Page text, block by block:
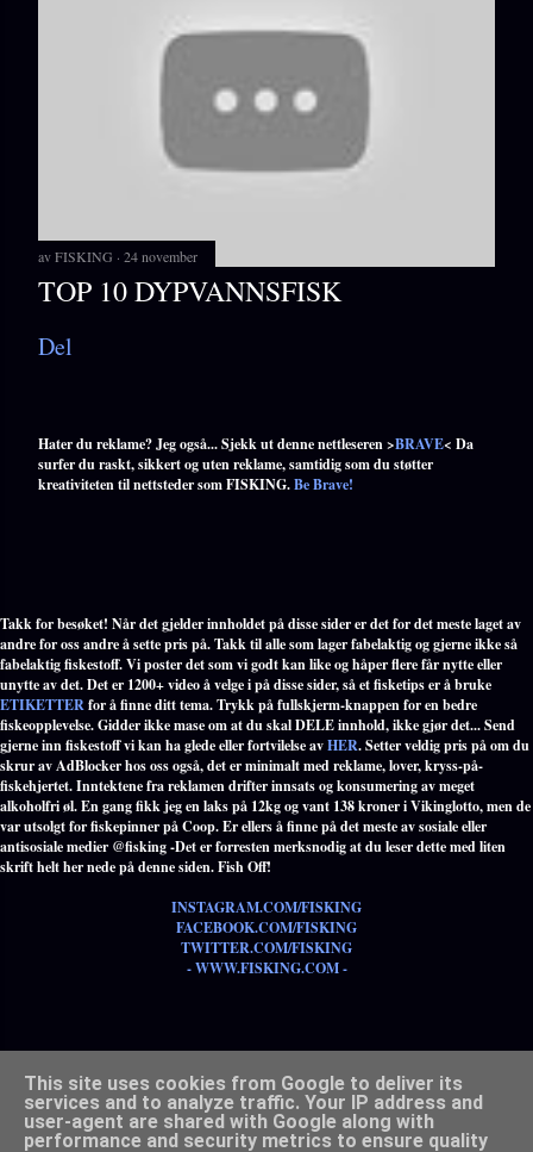
avFISKING 24 november
TOP 10 DYPVANNSFISK
Del
Hater du reklame? Jeg også... Sjekk ut denne nettleseren >BRAVE< Da
surfer du raskt, sikkert og uten reklame, samtidig som du støtter
kreativiteten til nettsteder som FISKING.Be Brave!
Takk for besøket! Når det gjelder innholdet på disse sider er det for det meste laget av
andre for oss andre å sette pris på. Takk til alle som lager fabelaktig og gjerne ikke så
fabelaktig fiskestoff. Vi poster det som vi godt kan like og håper flere får nytte eller
unytte av det. Det er 1200+ video å velge i på disse sider, så et fisketips er å bruke
ETIKETTERfor å finne ditt tema. Trykk på fullskjerm-knappen for en bedre
fiskeopplevelse. Gidder ikke mase om at du skal DELE innhold, ikke gjør det... Send
gjerne inn fiskestoff vi kan ha glede eller fortvilelse avHER. Setter veldig pris på om du
skrur av AdBlocker hos oss også, det er minimalt med reklame, lover, kryss-på-
fiskehjertet. Inntektene fra reklamen drifter innsats og konsumering av meget
alkoholfri øl. En gang fikk jeg en laks på 12kg og vant 138 kroner i Vikinglotto, men de
var utsolgt for fiskepinner på Coop. Er ellers å finne på det meste av sosiale eller
antisosiale medier @fisking -Det er forresten merksnodig at du leser dette med liten
skrift helt her nede på denne siden. Fish Off!
INSTAGRAM.COM/FISKING
FACEBOOK.COM/FISKING
TWITTER.COM/FISKING
- WWW.FISKING.COM -
This site uses cookies from Google to deliver its
services and to analyze traffic. Your IP address and
user-agent are shared with Google along with
performance and security metrics to ensure quality